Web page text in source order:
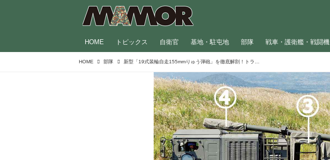
HOME トピックス 自衛官 基地・駐屯地 部隊 戦車・護衛艦・戦闘機
HOME 部隊 新型「19式装輪自走155mmりゅう弾砲」を徹底解剖！トラックと一体化し高速道路も走行可能